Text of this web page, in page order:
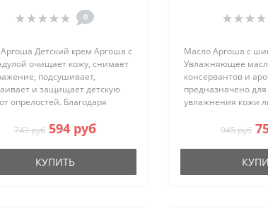
0
Детский крем Аргоша с
очищает кожу, снимает
подсушивает,
и защищает детскую
опрелостей. Благодаря
ярко выраженным
эффектом
743 руб 594 руб
КУПИТЬ
Масло Аргоша с
Увлажняющее
консервантов и
предназначено
увлажнения кожи
Масло
шиповником
средс..
945 руб